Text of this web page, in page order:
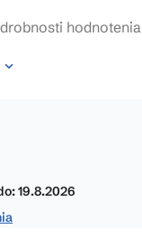
hodnotenia
19.8.2026